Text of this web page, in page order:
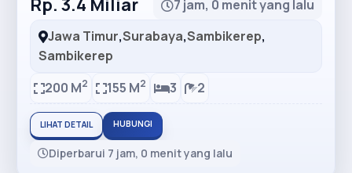
Rp. 3.4 Miliar
7 jam, 0 menit yang lalu
Jawa Timur,Surabaya,Sambikerep,
Sambikerep
200 M2 155 M2 3 2
LIHAT DETAIL HUBUNGI
Diperbarui 7 jam, 0 menit yang lalu